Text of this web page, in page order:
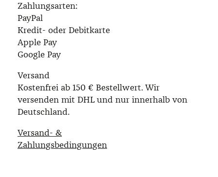
Zahlungsarten:
PayPal
Kredit- oder Debitkarte
Apple Pay
Google Pay
Versand
Kostenfrei ab 150 € Bestellwert. Wir
versenden mit DHL und nur innerhalb von
Deutschland.
Versand- &
Zahlungsbedingungen